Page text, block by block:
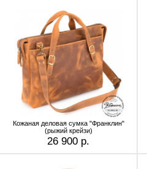
Кожаная деловая сумка "Франклин"
(рыжий крейзи)
26 900 р.